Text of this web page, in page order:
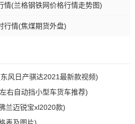
情(兰格钢铁网价格行情走势图)
行情(焦煤期货外盘)
风日产骐达2021最新款视频)
右自动挡小型车货车推荐)
兰迈锐宝xl2020款)